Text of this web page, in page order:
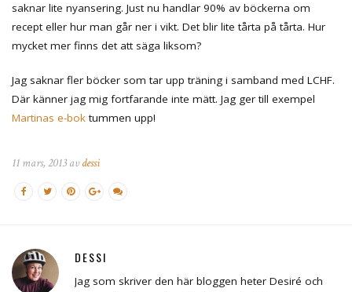
saknar lite nyansering. Just nu handlar 90% av böckerna om
recept eller hur man går ner i vikt. Det blir lite tårta på tårta. Hur
mycket mer finns det att säga liksom?
Jag saknar fler böcker som tar upp träning i samband med LCHF.
Där känner jag mig fortfarande inte mätt. Jag ger till exempel
Martinas e-bok tummen upp!
11 mars, 2013 avdessi
DESSI
Jag som skriver den här bloggen heter Desiré och